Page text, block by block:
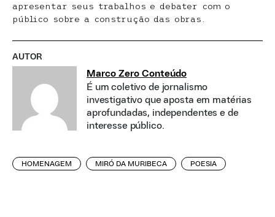
apresentar seus trabalhos e debater com o
público sobre a construção das obras.
AUTOR
Marco Zero Conteúdo
É um coletivo de jornalismo
investigativo que aposta em matérias
aprofundadas, independentes e de
interesse público.
HOMENAGEM MIRÓ DA MURIBECA POESIA